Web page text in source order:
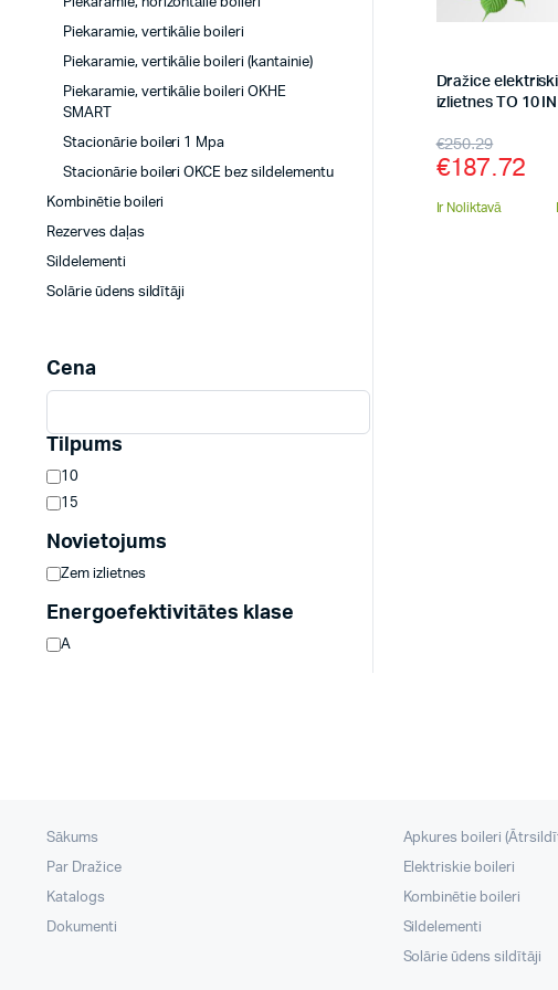
Dražice
izlietnes TO 10 IN
€250.29
€187.72
Ir Noliktavā
Piekaramie, vertikālie boileri
Piekaramie, vertikālie boileri (kantainie)
Piekaramie, vertikālie boileri OKHE
SMART
Stacionārie boileri 1 Mpa
Stacionārie boileri OKCE bez sildelementu
Kombinētie boileri
Rezerves daļas
Sildelementi
Solārie ūdens sildītāji
Cena
Tilpums
10
15
Novietojums
Zem izlietnes
Energoefektivitātes klase
A
Sākums
Par Dražice
Katalogs
Dokumenti
Apkures boileri
Elektriskie boileri
Kombinētie boileri
Sildelementi
Solārie ūdens sildītāji